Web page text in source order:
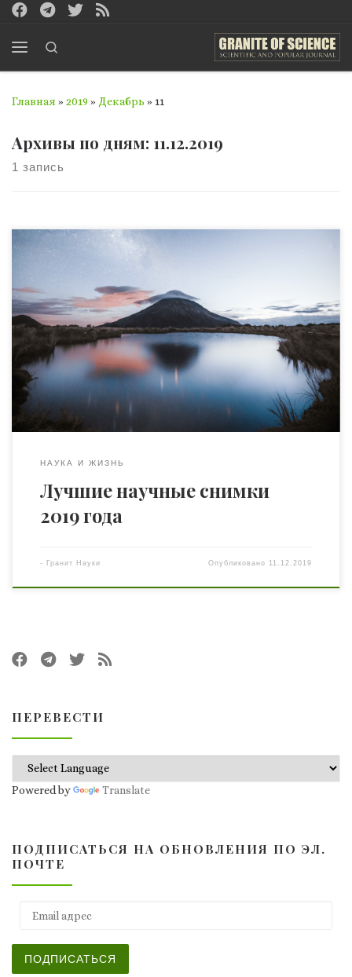
Перейти к содержимому
Главная » 2019 » Декабрь » 11
Архивы по дням: 11.12.2019
1 запись
Лондонское Королевское общество объявило имена
победителей конкурса Royal Society Publishing
Photography Competition 2019, который был посвящен
научным фотографиям. Главным научным снимком
года признали фотографию Алекса Лабуды «Квантовые
капли», которая “представляет собой
экспериментальное доказательство теоретической
работы в области гидродинамических квантовых
аналогов”. На фото вибрирующая емкость с
силиконовым маслом и три капли, прыгающие по его
[…]
НАУКА И ЖИЗНЬ
Лучшие научные снимки
2019 года
- Гранит Науки Опубликовано 11.12.2019
ПЕРЕВЕСТИ
Powered by Translate
ПОДПИСАТЬСЯ НА ОБНОВЛЕНИЯ ПО ЭЛ.
ПОЧТЕ
ПОДПИСАТЬСЯ